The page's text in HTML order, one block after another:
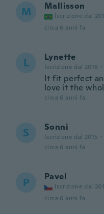
M Mallisson
Iscrizione dal
circa 6 anni fa
L Lynette
Iscrizione dal 2016 ·
It fit perfect
love it the
circa 6 anni fa
S Sonni
Iscrizione dal 2015 ·
circa 6 anni fa
P Pavel
Iscrizione dal
circa 6 anni fa